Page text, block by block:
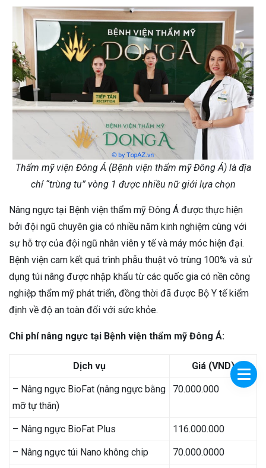
Thẩm mỹ viện Đông Á (Bệnh viện thẩm mỹ Đông Á) là địa
chỉ “trùng tu” vòng 1 được nhiều nữ giới lựa chọn
Nâng ngực tại Bệnh viện thẩm mỹ Đông Á được thực hiện
bởi đội ngũ chuyên gia có nhiều năm kinh nghiệm cùng với
sự hỗ trợ của đội ngũ nhân viên y tế và máy móc hiện đại.
Bệnh viện cam kết quá trình phẫu thuật vô trùng 100% và sử
dụng túi nâng được nhập khẩu từ các quốc gia có nền công
nghiệp thẩm mỹ phát triển, đồng thời đã được Bộ Y tế kiểm
định về độ an toàn đối với sức khỏe.
Chi phí nâng ngực tại Bệnh viện thẩm mỹ Đông Á:
Dịch vụ Giá (VND)
– Nâng ngực BioFat (nâng ngực bằng
mỡ tự thân)
70.000.000
– Nâng ngực BioFat Plus 116.000.000
– Nâng ngực túi Nano không chip 70.000.0000